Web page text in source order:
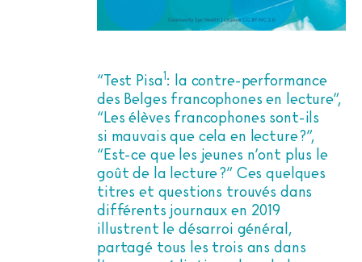
“Test Pisa1: la contre-performance
des Belges francophones en lecture”,
“Les élèves francophones sont-ils
si mauvais que cela en lecture ?”,
“Est-ce que les jeunes n’ont plus le
goût de la lecture ?” Ces quelques
titres et questions trouvés dans
différents journaux en 2019
illustrent le désarroi général,
partagé tous les trois ans dans